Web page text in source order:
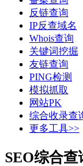
反链查询
IP反查域名
Whois查询
关键词挖掘
友链查询
PING检测
模拟抓取
网站PK
综合收录查
更多工具>>
SEO综合查